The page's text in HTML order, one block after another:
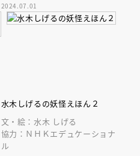
クです。対象：１・２・３歳
2024.07.01
水木しげるの妖怪えほん２
文・絵：水木 しげる
協力：ＮＨＫエデュケーショナ
ル